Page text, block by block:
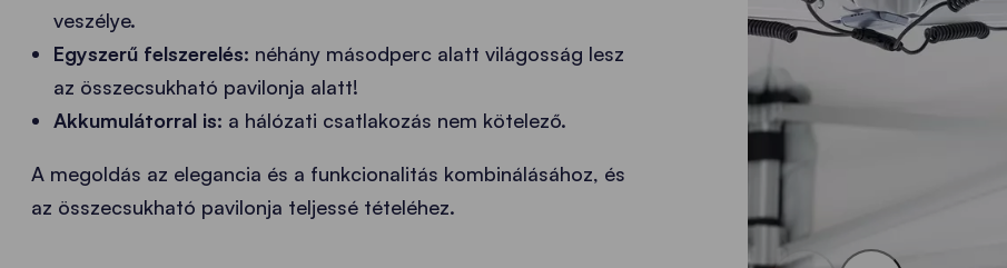
veszélye.
Egyszerű felszerelés: néhány másodperc alatt világosság lesz
az összecsukható pavilonja alatt!
Akkumulátorral is: a hálózati csatlakozás nem kötelező.
A megoldás az elegancia és a funkcionalitás kombinálásához, és
az összecsukható pavilonja teljessé tételéhez.